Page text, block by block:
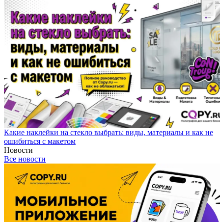
Какие наклейки на стекло выбрать: виды, материалы и как не
ошибиться с макетом
Новости
Все новости